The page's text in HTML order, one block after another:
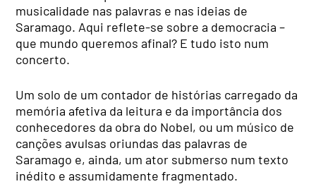
musicalidade nas palavras e nas ideias de
Saramago. Aqui reflete-se sobre a democracia –
que mundo queremos afinal? E tudo isto num
concerto.
Um solo de um contador de histórias carregado da
memória afetiva da leitura e da importância dos
conhecedores da obra do Nobel, ou um músico de
canções avulsas oriundas das palavras de
Saramago e, ainda, um ator submerso num texto
inédito e assumidamente fragmentado.